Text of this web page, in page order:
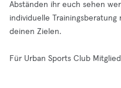
Abständen ihr euch sehen
individuelle
deinen Zielen.
Für Urban Sports Club